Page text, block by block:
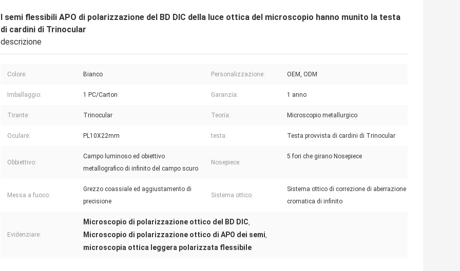
I semi flessibili APO di polarizzazione del BD DIC della luce ottica del microscopio hanno munito la testa
di cardini di Trinocular
descrizione
Colore: Bianco Personalizzazione: OEM, ODM
Imballaggio: 1 PC/Carton Garanzia: 1 anno
Tirante: Trinocular Teoria: Microscopio metallurgico
Oculare: PL10X22mm testa: Testa provvista di cardini di Trinocular
Obbiettivo:
Campo luminoso ed obiettivo
metallografico di infinito del campo scuro
Nosepiece:
5 fori che girano Nosepiece
Messa a fuoco:
Grezzo coassiale ed aggiustamento di
precisione
Sistema ottico:
Sistema ottico di correzione di aberrazione
cromatica di infinito
Evidenziare:
Microscopio di polarizzazione ottico del BD DIC,
Microscopio di polarizzazione ottico di APO dei semi,
microscopia ottica leggera polarizzata flessibile